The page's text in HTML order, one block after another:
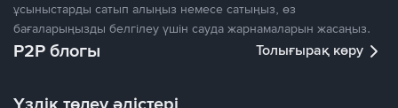
ұсыныстарды сатып алыңыз немесе сатыңыз, өз
бағаларыңызды белгілеу үшін сауда жарнамаларын жасаңыз.
P2P блогы Толығырақ көру